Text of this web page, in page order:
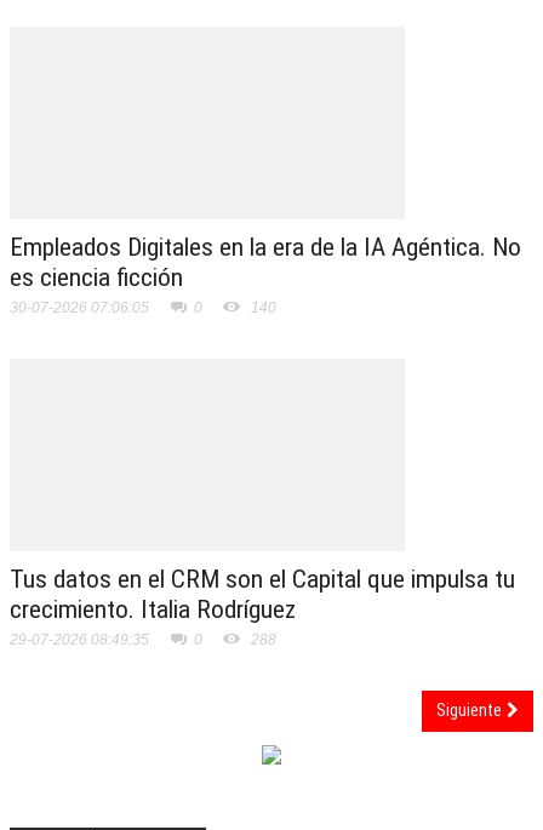
Empleados Digitales en la era de la IA Agéntica. No
es ciencia ficción
30-07-2026 07:06:05 0 140
Tus datos en el CRM son el Capital que impulsa tu
crecimiento. Italia Rodríguez
29-07-2026 08:49:35 0 288
Siguiente